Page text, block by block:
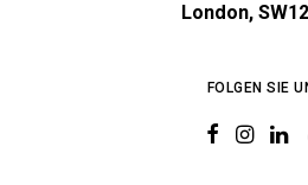
London,
FOLGEN SIE